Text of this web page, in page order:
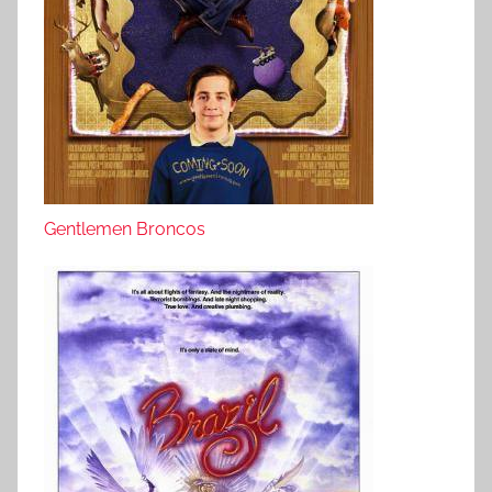
Gentlemen Broncos